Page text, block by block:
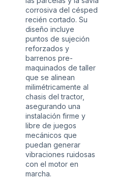
corrosiva del césped
recién cortado. Su
diseño incluye
puntos de sujeción
reforzados y
barrenos pre-
maquinados de taller
que se alinean
milimétricamente al
chasis del tractor,
asegurando una
instalación firme y
libre de juegos
mecánicos que
puedan generar
vibraciones ruidosas
con el motor en
marcha.